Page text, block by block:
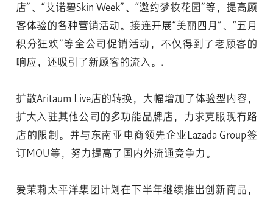
店”、“艾诺碧Skin Week”、“邀约梦妆花园”等，提高顾
客体验的各种营销活动。接连开展“美丽四月”、“五月
积分狂欢”等全公司促销活动，不仅得到了老顾客的
响应，还吸引了新顾客的流入。.
扩散Aritaum Live店的转换，大幅增加了体验型内容，
扩大入驻其他公司的多功能品牌店，力求克服现有路
店的限制。并与东南亚电商领先企业Lazada Group签
订MOU等，努力提高了国内外流通竞争力。
爱茉莉太平洋集团计划在下半年继续推出创新商品，